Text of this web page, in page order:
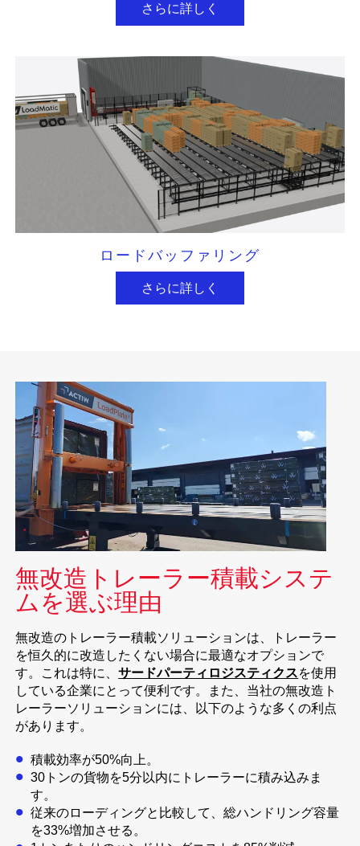
さらに詳しく
ロードバッファリング
さらに詳しく
無改造トレーラー積載システ
ムを選ぶ理由
無改造のトレーラー積載ソリューションは、トレーラー
を恒久的に改造したくない場合に最適なオプションで
す。これは特に、サードパーティロジスティクスを使用
している企業にとって便利です。また、当社の無改造ト
レーラーソリューションには、以下のような多くの利点
があります。
積載効率が50%向上。
30トンの貨物を5分以内にトレーラーに積み込みま
す。
従来のローディングと比較して、総ハンドリング容量
を33%増加させる。